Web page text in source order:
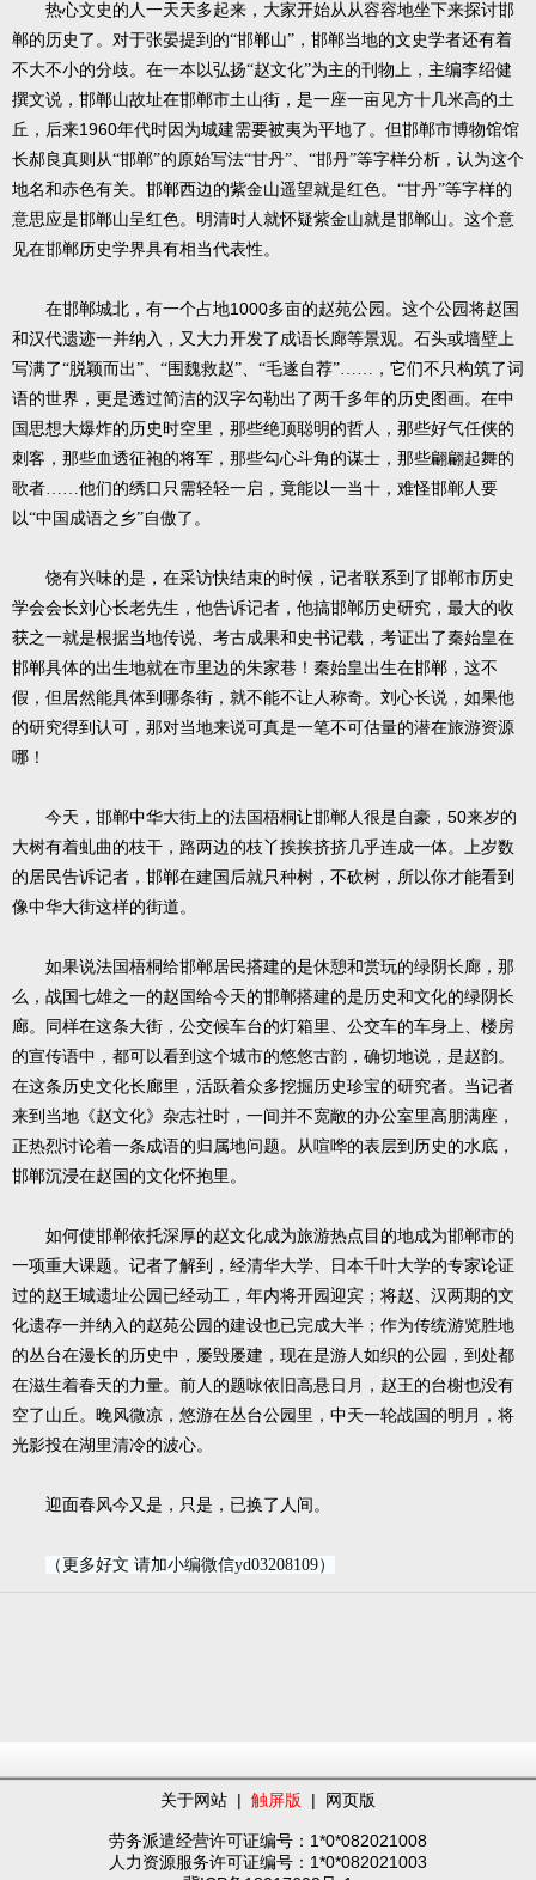
热心文史的人一天天多起来，大家开始从从容容地坐下来探讨邯
郸的历史了。对于张晏提到的“邯郸山”，邯郸当地的文史学者还有着
不大不小的分歧。在一本以弘扬“赵文化”为主的刊物上，主编李绍健
撰文说，邯郸山故址在邯郸市土山街，是一座一亩见方十几米高的土
丘，后来1960年代时因为城建需要被夷为平地了。但邯郸市博物馆馆
长郝良真则从“邯郸”的原始写法“甘丹”、“邯丹”等字样分析，认为这个
地名和赤色有关。邯郸西边的紫金山遥望就是红色。“甘丹”等字样的
意思应是邯郸山呈红色。明清时人就怀疑紫金山就是邯郸山。这个意
见在邯郸历史学界具有相当代表性。
在邯郸城北，有一个占地1000多亩的赵苑公园。这个公园将赵国
和汉代遗迹一并纳入，又大力开发了成语长廊等景观。石头或墙壁上
写满了“脱颖而出”、“围魏救赵”、“毛遂自荐”……，它们不只构筑了词
语的世界，更是透过简洁的汉字勾勒出了两千多年的历史图画。在中
国思想大爆炸的历史时空里，那些绝顶聪明的哲人，那些好气任侠的
刺客，那些血透征袍的将军，那些勾心斗角的谋士，那些翩翩起舞的
歌者……他们的绣口只需轻轻一启，竟能以一当十，难怪邯郸人要
以“中国成语之乡”自傲了。
饶有兴味的是，在采访快结束的时候，记者联系到了邯郸市历史
学会会长刘心长老先生，他告诉记者，他搞邯郸历史研究，最大的收
获之一就是根据当地传说、考古成果和史书记载，考证出了秦始皇在
邯郸具体的出生地就在市里边的朱家巷！秦始皇出生在邯郸，这不
假，但居然能具体到哪条街，就不能不让人称奇。刘心长说，如果他
的研究得到认可，那对当地来说可真是一笔不可估量的潜在旅游资源
哪！
今天，邯郸中华大街上的法国梧桐让邯郸人很是自豪， 50来岁的
大树有着虬曲的枝干，路两边的枝丫挨挨挤挤几乎连成一体。上岁数
的居民告诉记者，邯郸在建国后就只种树，不砍树，所以你才能看到
像中华大街这样的街道。
如果说法国梧桐给邯郸居民搭建的是休憩和赏玩的绿阴长廊，那
么，战国七雄之一的赵国给今天的邯郸搭建的是历史和文化的绿阴长
廊。同样在这条大街，公交候车台的灯箱里、公交车的车身上、楼房
的宣传语中，都可以看到这个城市的悠悠古韵，确切地说，是赵韵。
在这条历史文化长廊里，活跃着众多挖掘历史珍宝的研究者。当记者
来到当地《赵文化》杂志社时，一间并不宽敞的办公室里高朋满座，
正热烈讨论着一条成语的归属地问题。从喧哗的表层到历史的水底，
邯郸沉浸在赵国的文化怀抱里。
如何使邯郸依托深厚的赵文化成为旅游热点目的地成为邯郸市的
一项重大课题。记者了解到，经清华大学、日本千叶大学的专家论证
过的赵王城遗址公园已经动工，年内将开园迎宾；将赵、汉两期的文
化遗存一并纳入的赵苑公园的建设也已完成大半；作为传统游览胜地
的丛台在漫长的历史中，屡毁屡建，现在是游人如织的公园，到处都
在滋生着春天的力量。前人的题咏依旧高悬日月，赵王的台榭也没有
空了山丘。晚风微凉，悠游在丛台公园里，中天一轮战国的明月，将
光影投在湖里清冷的波心。
迎面春风今又是，只是，已换了人间。
（更多好文 请加小编微信yd03208109）
关于网站 | 触屏版 | 网页版
劳务派遣经营许可证编号：1*0*082021008
人力资源服务许可证编号：1*0*082021003